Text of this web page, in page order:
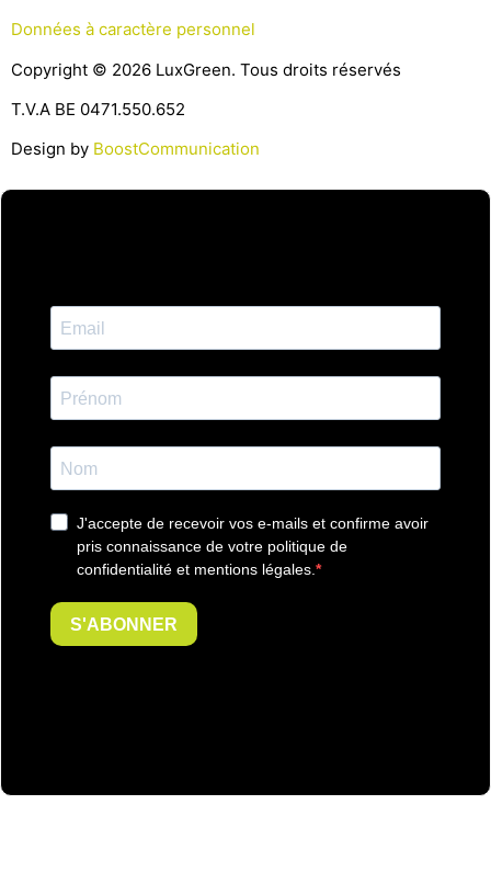
Données à caractère personnel
Copyright © 2026 LuxGreen. Tous droits réservés
T.V.A BE 0471.550.652
Design by BoostCommunication